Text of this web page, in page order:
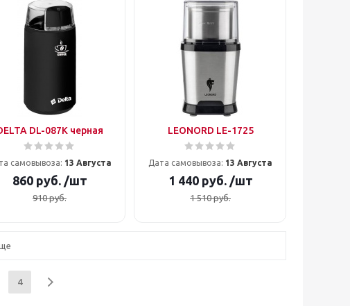
DL-087К черная
самовывоза: 13 Августа
860руб. /шт
910руб.
LEONORD LE-1725
Дата самовывоза: 13 Августа
1 440руб. /шт
1 510руб.
4